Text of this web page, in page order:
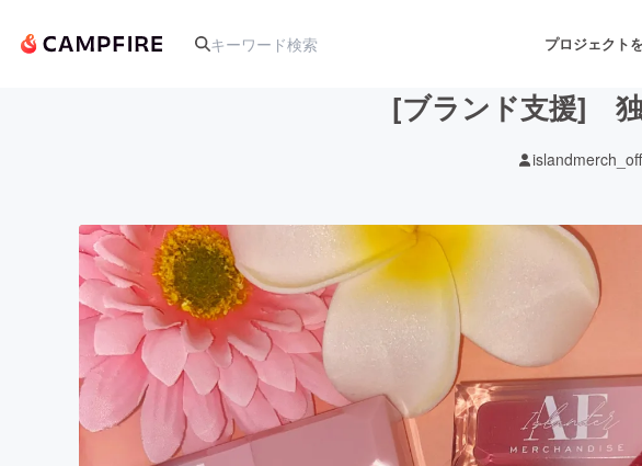
プロジェクト
アート・写真
テクノロジー・ガジェット ゲーム・サービス
映像・映画 書籍・雑誌出版
ビジネス・起業 チャレンジ
[ブランド支援] 独